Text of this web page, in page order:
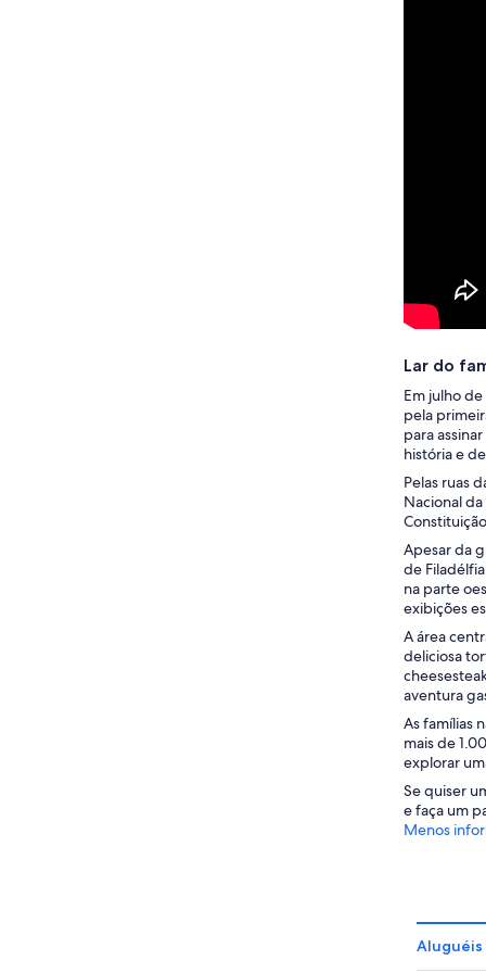
Lar do
Em julho
pela
para
história e
Pelas ruas
Nacional
Apesar da
de
na parte
exibições
A área
deliciosa
aventura
As famílias
mais de
explorar
Se quiser
e faça um
Menos
Aluguéis